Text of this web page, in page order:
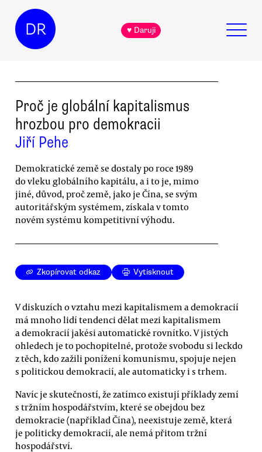
DR ♥ Daruji
Proč je globální kapitalismus
hrozbou pro demokracii
Jiří Pehe
Demokratické země se dostaly po roce 1989
do vleku globálního kapitálu, a i to je, mimo
jiné, důvod, proč země, jako je Čína, se svým
autoritářským systémem, získala v tomto
novém systému kompetitivní výhodu.
Zkopírovat odkaz Vytisknout
V diskuzích o vztahu mezi kapitalismem a demokracií
má mnoho lidí tendenci dělat mezi kapitalismem
a demokracií jakési automatické rovnítko. V jistých
ohledech je to pochopitelné, protože svobodu si leckdo
z těch, kdo zažili ponížení komunismu, spojuje nejen
s politickou demokracií, ale automaticky i s trhem.
Navíc je skutečností, že zatímco existují příklady zemí
s tržním hospodářstvím, které se obejdou bez
demokracie (například Čína), neexistuje země, která
je politicky demokracií, ale nemá přitom tržní
hospodářství.